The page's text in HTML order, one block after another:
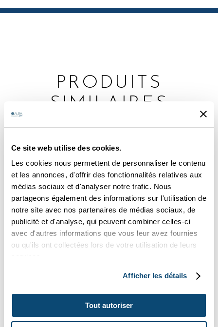
Ce site web utilise des cookies.
Les cookies nous permettent de personnaliser le contenu
et les annonces, d'offrir des fonctionnalités relatives aux
médias sociaux et d'analyser notre trafic. Nous
partageons également des informations sur l'utilisation de
notre site avec nos partenaires de médias sociaux, de
publicité et d'analyse, qui peuvent combiner celles-ci
avec d'autres informations que vous leur avez fournies
ou qu'ils ont collectées lors de votre utilisation de leurs
Afficher les détails
Tout autoriser
PRODUITS
SIMILAIRES
lire la suite
Callisto Putty
lire la suite
Umbra Charcoal
Spectrum Prussian